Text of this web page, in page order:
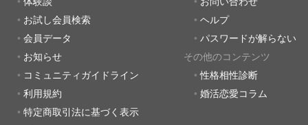
お試し会員検索
会員データ
お知らせ
コミュニティガイドライン
利用規約
特定商取引法に基づく表示
ヘルプ
パスワードが解らない
その他のコンテンツ
性格相性診断
婚活恋愛コラム